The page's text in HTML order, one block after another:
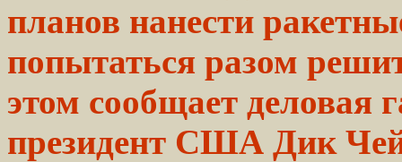
планов нанести
попытаться разом
этом сообщает деловая
президент США Дик